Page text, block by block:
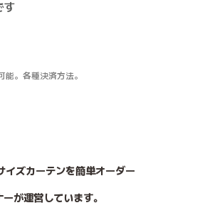
。各種決済方法。
イズカーテンを簡単オーダー
が運営しています。